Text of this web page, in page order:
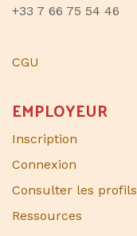
+33 7 66 75 54 46
CGU
EMPLOYEUR
Inscription
Connexion
Consulter les profils
Ressources